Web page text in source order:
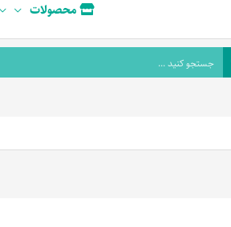
محصولات